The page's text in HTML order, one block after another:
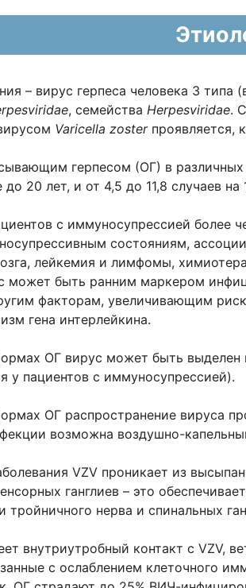
– вирус герпеса человека 3 типа
dae, семейства Herpesviridae.
Varicella zosterпроявляется,
герпесом (ОГ) в различных
до 20 лет, и от 4,5 до 11,8 случаев
с иммуносупрессией
состояниям,
лейкемия и лимфомы,
может быть ранним маркером
факторам, увеличивающим
гена интерлейкина.
ОГ вирус может быть выделен
у пациентов с иммуносупрессией).
ОГ распространение вируса
возможна воздушно-
VZV проникает из
ганглиев – это
тройничного нерва и спинальных
внутриутробный контакт с VZV,
с ослаблением клеточного